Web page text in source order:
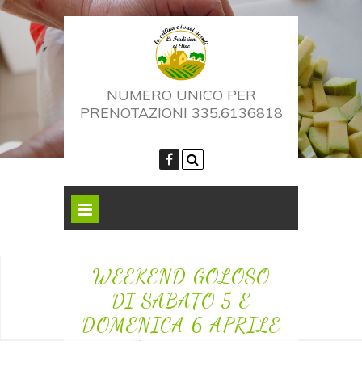
NUMERO UNICO PER
PRENOTAZIONI 335.6136818
WEEKEND GOLOSO
DI SABATO 5 E
DOMENICA 6 APRILE
2025 La Collina e le